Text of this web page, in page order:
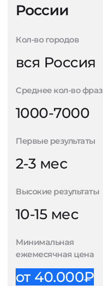
России
Кол-во городов
вся Россия
Среднее кол-во фраз
1000-7000
Первые результаты
2-3 мес
Высокие результаты
10-15 мес
Минимальная
ежемесячная цена
от 40.000₽